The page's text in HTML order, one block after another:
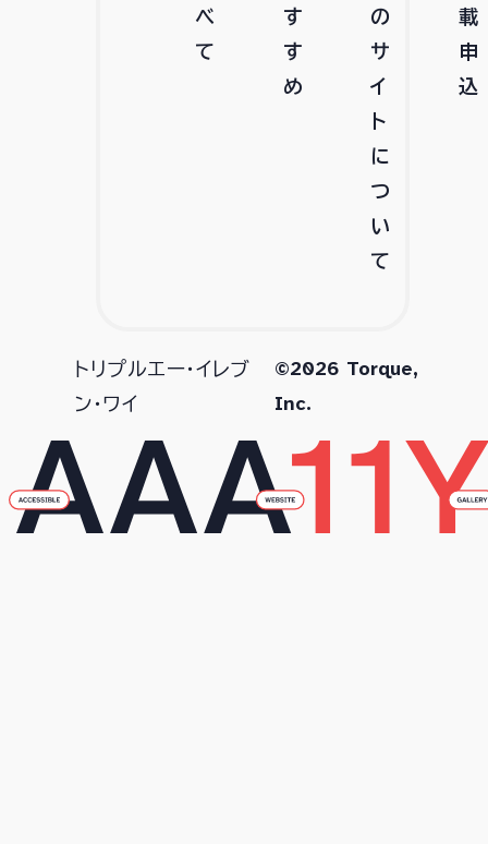
べ
て
す
す
め
の
サ
イ
ト
に
つ
い
て
載
申
込
トリプルエー・イレブ
ン・ワイ
©2026 Torque,
Inc.